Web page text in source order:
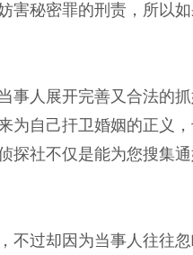
害秘密罪的刑责，所以
事人展开完善又合法的
为自己扞卫婚姻的正义
探社不仅是能为您搜集
不过却因为当事人往往